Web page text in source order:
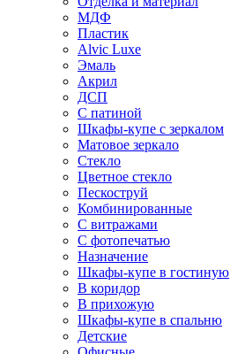
МДФ
Пластик
Alvic Luxe
Эмаль
Акрил
ДСП
С патиной
Шкафы-купе с зеркалом
Матовое зеркало
Стекло
Цветное стекло
Пескоструй
Комбинированные
С витражами
С фотопечатью
Назначение
Шкафы-купе в гостиную
В коридор
В прихожую
Шкафы-купе в спальню
Детские